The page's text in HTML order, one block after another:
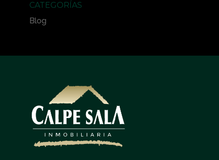
CATEGORÍAS
Blog